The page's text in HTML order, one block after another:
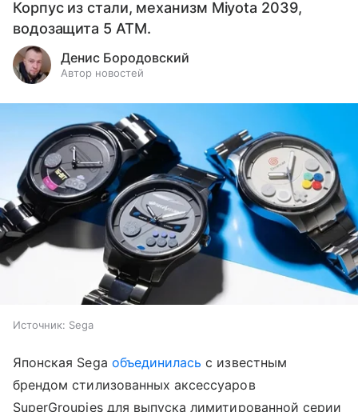
Корпус из стали, механизм Miyota 2039,
водозащита 5 ATM.
Денис Бородовский
Автор новостей
Источник: Sega
Японская Sega объединилась с известным
брендом стилизованных аксессуаров
SuperGroupies для выпуска лимитированной серии